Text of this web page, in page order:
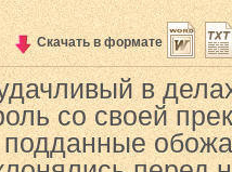
Скачать в формате
в
со своей